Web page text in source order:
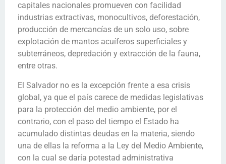
capitales nacionales promueven con facilidad
industrias extractivas, monocultivos, deforestación,
producción de mercancías de un solo uso, sobre
explotación de mantos acuíferos superficiales y
subterráneos, depredación y extracción de la fauna,
entre otras.
El Salvador no es la excepción frente a esa crisis
global, ya que el país carece de medidas legislativas
para la protección del medio ambiente, por el
contrario, con el paso del tiempo el Estado ha
acumulado distintas deudas en la materia, siendo
una de ellas la reforma a la Ley del Medio Ambiente,
con la cual se daría potestad administrativa